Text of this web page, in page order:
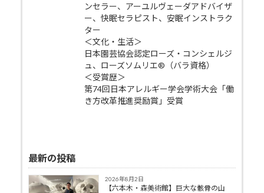
ンセラー、アーユルヴェーダアドバイザ
ー、快眠セラピスト、安眠インストラク
ター
＜文化・生活＞
日本園芸協会認定ローズ・コンシェルジ
ュ、ローズソムリエ®（バラ資格）
＜受賞歴＞
第74回日本アレルギー学会学術大会「働
き方改革推進奨励賞」受賞
最新の投稿
2026年8月2日
【六本木・森美術館】巨大な骸骨の山